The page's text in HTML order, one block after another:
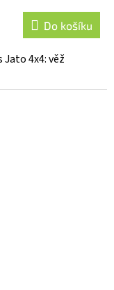
Do košíku
4x4: věž